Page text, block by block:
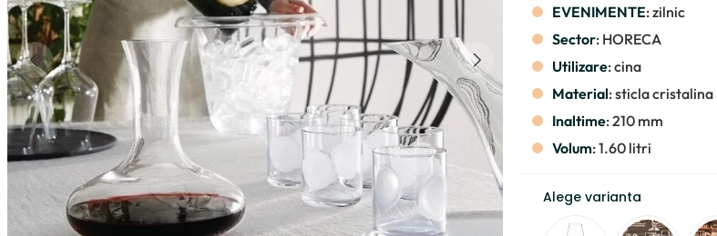
EVENIMENTE: zilnic
Sector: HORECA
Utilizare: cina
Material: sticla cristalina
Inaltime: 210 mm
Volum: 1.60 litri
Alege varianta